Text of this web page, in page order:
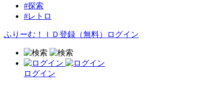
#探索
#レトロ
ふりーむ！ＩＤ登録（無料） ログイン
ログイン